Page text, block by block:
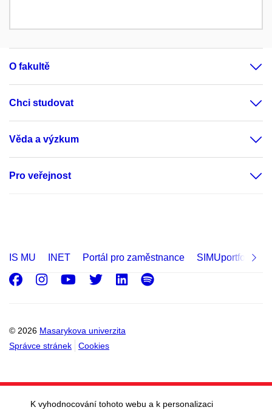
O fakultě
Chci studovat
Věda a výzkum
Pro veřejnost
IS MU INET Portál pro zaměstnance SIMUportfolio
© 2026 Masarykova univerzita
Správce stránek
Cookies
Facebook
Instagram
Youtube
Twitter
LinkedIn
Spotify
K vyhodnocování tohoto webu a k personalizaci